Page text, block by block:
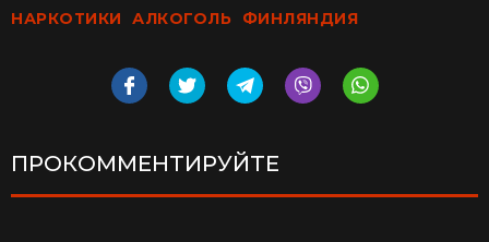
НАРКОТИКИ
АЛКОГОЛЬ ФИНЛЯНДИЯ
ПРОКОММЕНТИРУЙТЕ